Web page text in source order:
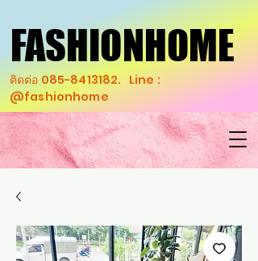
FASHIONHOME
FASHIONHOME
ติดต่อ 085-8413182. Line :
@fashionhome